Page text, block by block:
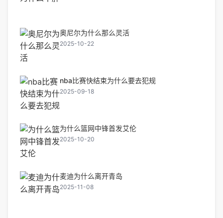
奥尼尔为什么那么灵活
2025-10-22
nba比赛快结束为什么要去犯规
2025-09-18
为什么篮网中锋首发艾伦
2025-10-20
麦迪为什么离开青岛
2025-11-08